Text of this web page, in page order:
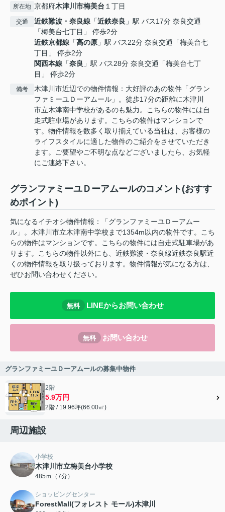
所在地 京都府木津川市梅美台 １丁目
交通 近鉄難波・奈良線 「近鉄奈良 」駅 バス17分 奈良交通
「梅美台七丁目」 停歩2分
近鉄京都線 「高の原 」駅 バス22分 奈良交通「梅美台七
丁目」 停歩2分
関西本線 「奈良 」駅 バス28分 奈良交通「梅美台七丁
目」 停歩2分
備考
木津川市近辺での物件情報：大好評のあの物件「グラン
ファミーユＤーアムール」。徒歩17分の距離に木津川
市立木津南中学校があるのも魅力。こちらの物件には自
走式駐車場があります。こちらの物件はマンションで
す。物件情報を数多く取り揃えている当社は、お客様の
ライフスタイルに適した物件のご紹介をさせていただき
ます。ご要望やご不明な点などございましたら、お気軽
にご連絡下さい。
グランファミーユＤーアムールのコメント(おすす
めポイント)
気になるイチオシ物件情報：「グランファミーユＤーアムー
ル」。木津川市立木津南中学校まで1354m以内の物件です。こち
らの物件はマンションです。こちらの物件には自走式駐車場があ
ります。こちらの物件以外にも、近鉄難波・奈良線近鉄奈良駅近
くの物件情報を取り扱っております。物件情報が気になる方は、
ぜひお問い合わせください。
無料 LINEからお問い合わせ
無料 お問い合わせ
グランファミーユＤーアムールの募集中物件
2階
5.9万円
2階 / 19.96坪(66.00㎡)
周辺施設
小学校
木津川市立梅美台小学校
485ｍ（7分）
ショッピングセンター
ForestMall(フォレスト モール)木津川